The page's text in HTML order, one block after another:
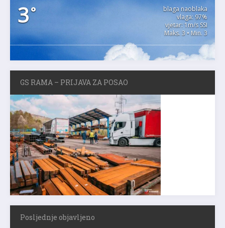
3°
blaga naoblaka
vlaga: 97%
vjetar: 1m/s SSI
Maks. 3 • Min. 3
GS RAMA – PRIJAVA ZA POSAO
Posljednje objavljeno